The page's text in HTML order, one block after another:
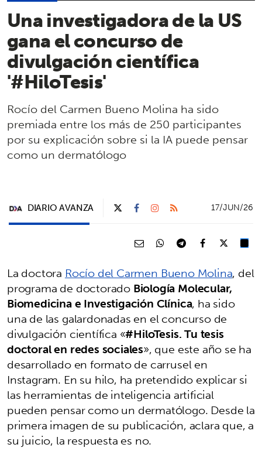
Una investigadora de la US
gana el concurso de
divulgación científica
'#HiloTesis'
Rocío del Carmen Bueno Molina ha sido
premiada entre los más de 250 participantes
por su explicación sobre si la IA puede pensar
como un dermatólogo
DIARIO AVANZA 17/JUN/26
La doctoraRocío del Carmen Bueno Molina, del
programa de doctoradoBiología Molecular,
Biomedicina e Investigación Clínica, ha sido
una de las galardonadas en el concurso de
divulgación científica «#HiloTesis. Tu tesis
doctoral en redes sociales», que este año se ha
desarrollado en formato de carrusel en
Instagram. En su hilo, ha pretendido explicar si
las herramientas de inteligencia artificial
pueden pensar como un dermatólogo. Desde la
primera imagen de su publicación, aclara que, a
su juicio, la respuesta es no.